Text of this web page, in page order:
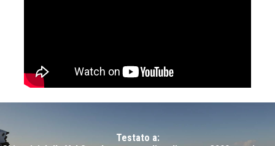
Testato a: